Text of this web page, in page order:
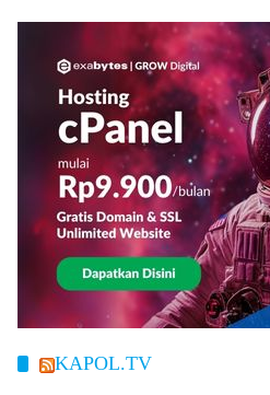
KAPOL.TV